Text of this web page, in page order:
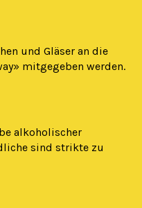
und Gläser an die
mitgegeben werden.
alkoholischer
sind strikte zu